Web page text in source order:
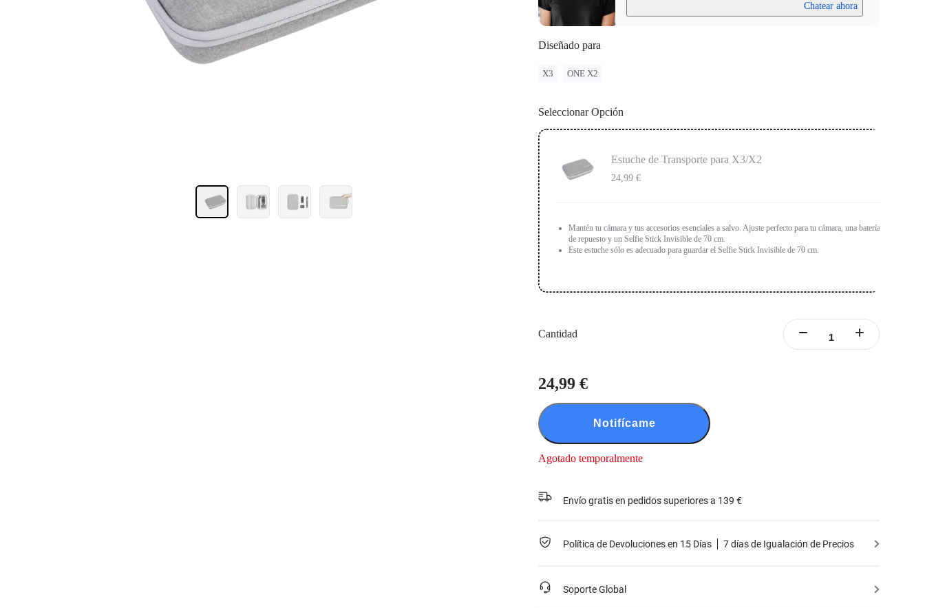
Chatear ahora
Diseñado para
X3 ONE X2
Seleccionar Opción
Estuche de Transporte para X3/X2
24,99 €
Mantén tu cámara y tus accesorios esenciales a salvo. Ajuste perfecto para tu cámara, una batería
de repuesto y un Selfie Stick Invisible de 70 cm.
Este estuche sólo es adecuado para guardar el Selfie Stick Invisible de 70 cm.
Cantidad
24,99 €
Notifícame
Agotado temporalmente
Envío gratis en pedidos superiores a 139 €
Política de Devoluciones en 15 Días 7 días de Igualación de Precios
Soporte Global